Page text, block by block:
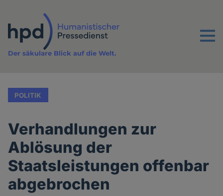
Inhalt
Menu
Der säkulare Blick auf die Welt.
POLITIK
Verhandlungen zur
Ablösung der
Staatsleistungen offenbar
abgebrochen